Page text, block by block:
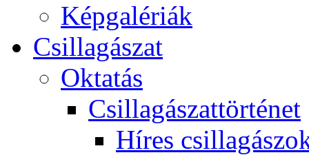
Kép­ga­lé­ri­ák
Csil­la­gá­szat
Ok­ta­tás
Csil­la­gá­szat­tör­té­net
Hí­res